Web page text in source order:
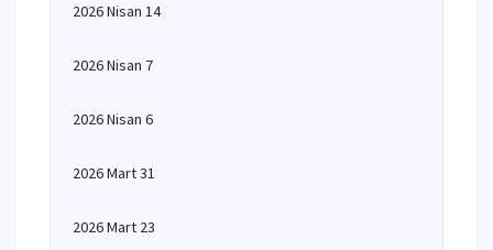
2026 Nisan 14
2026 Nisan 7
2026 Nisan 6
2026 Mart 31
2026 Mart 23